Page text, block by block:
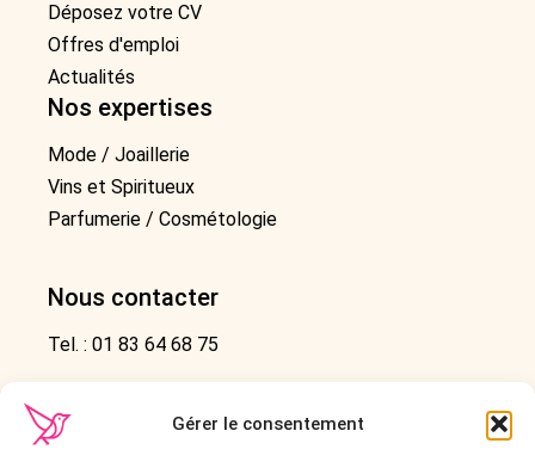
Gérer le consentement
Déposez votre CV
Offres d'emploi
Actualités
Nos expertises
Mode / Joaillerie
Vins et Spiritueux
Parfumerie / Cosmétologie
Nous contacter
Tel. : 01 83 64 68 75
1 Rue De Stockholm
75008, Paris